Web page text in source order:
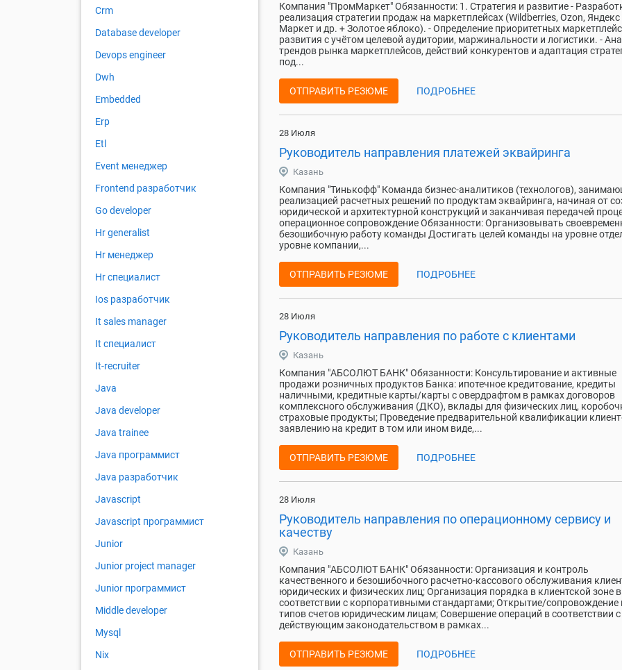
Компания "ПромМаркет" Обязанности: 1. Стратегия и развитие -
реализация стратегии продаж на маркетплейсах (Wildberries, Ozon, Яндекс
Маркет и др. + Золотое яблоко). - Определение приоритетных
развития с учётом целевой аудитории, маржинальности и логистики. -
трендов рынка маркетплейсов, действий конкурентов и адаптация
под...
ОТПРАВИТЬ РЕЗЮМЕ ПОДРОБНЕЕ
28 Июля
Руководитель направления платежей эквайринга
Казань
Компания "Тинькофф" Команда бизнес-аналитиков (технологов),
реализацией расчетных решений по продуктам эквайринга, начиная от
юридической и архитектурной конструкций и заканчивая передачей
операционное сопровождение Обязанности: Организовывать
безошибочную работу команды Достигать целей команды на уровне
уровне компании,...
ОТПРАВИТЬ РЕЗЮМЕ ПОДРОБНЕЕ
28 Июля
Руководитель направления по работе с клиентами
Казань
Компания "АБСОЛЮТ БАНК" Обязанности: Консультирование и активные
продажи розничных продуктов Банка: ипотечное кредитование, кредиты
наличными, кредитные карты/карты с овердрафтом в рамках договоров
комплексного обслуживания (ДКО), вклады для физических лиц,
страховые продукты; Проведение предварительной квалификации
заявлению на кредит в том или ином виде,...
ОТПРАВИТЬ РЕЗЮМЕ ПОДРОБНЕЕ
28 Июля
Руководитель направления по операционному сервису и
качеству
Казань
Компания "АБСОЛЮТ БАНК" Обязанности: Организация и контроль
качественного и безошибочного расчетно-кассового обслуживания
юридических и физических лиц; Организация порядка в клиентской зоне в
соответствии с корпоративными стандартами; Открытие/сопровождение
типов счетов юридическим лицам; Совершение операций в соответствии с
действующим законодательством в рамках...
ОТПРАВИТЬ РЕЗЮМЕ ПОДРОБНЕЕ
Crm
Database developer
Devops engineer
Dwh
Embedded
Erp
Etl
Event менеджер
Frontend разработчик
Go developer
Hr generalist
Hr менеджер
Hr специалист
Ios разработчик
It sales manager
It специалист
It-recruiter
Java
Java developer
Java trainee
Java программист
Java разработчик
Javascript
Javascript программист
Junior
Junior project manager
Junior программист
Middle developer
Mysql
Nix